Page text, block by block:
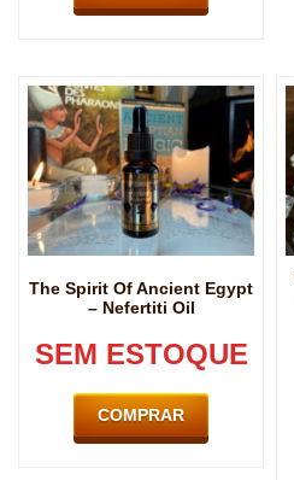
The Spirit Of Ancient Egypt
– Nefertiti Oil
SEM ESTOQUE
COMPRAR